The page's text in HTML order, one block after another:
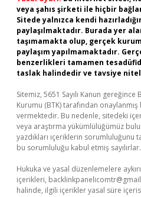
veya şahıs şirketi ile hiçbir
Sitede yalnızca kendi
paylaşılmaktadır. Burada yer
taşımamakta olup, gerçek
paylaşım yapılmamaktadır.
benzerlikleri tamamen
taslak halindedir ve tavsiye
Sitemiz, 5651 Sayılı Kanun
Kurumu (BTK) tarafından
vermektedir. Bu nedenle, sitedeki
veya araştırma yükümlülüğümüz
yazdıkları içeriklerin sorumluluğunu
bu sorumluluğu kabul etmiş sayılırlar.
Hukuka ve yasal düzenlemelere
içerikleri,
halinde, ilgili içerikler yasal süre